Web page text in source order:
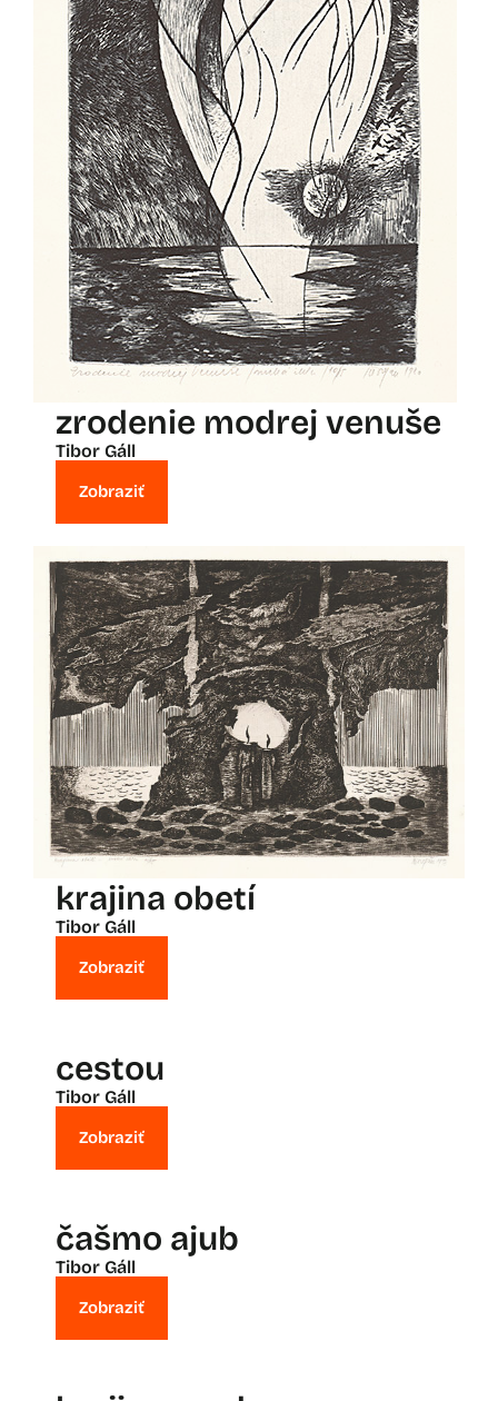
zrodenie modrej venuše
Tibor Gáll
Zobraziť
krajina obetí
Tibor Gáll
Zobraziť
cestou
Tibor Gáll
Zobraziť
čašmo ajub
Tibor Gáll
Zobraziť